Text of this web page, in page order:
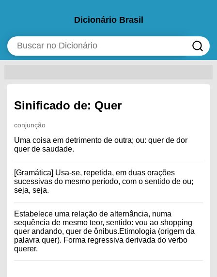
Dicionário Brasil
Sinificado de: Quer
conjunção
Uma coisa em detrimento de outra; ou: quer de dor
quer de saudade.
[Gramática] Usa-se, repetida, em duas orações
sucessivas do mesmo período, com o sentido de ou;
seja, seja.
Estabelece uma relação de alternância, numa
sequência de mesmo teor, sentido: vou ao shopping
quer andando, quer de ônibus.Etimologia (origem da
palavra quer). Forma regressiva derivada do verbo
querer.